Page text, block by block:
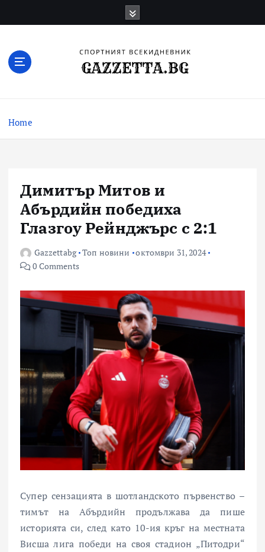
Home
Димитър Митов и
Абърдийн победиха
Глазгоу Рейнджърс с 2:1
Gazzettabg Топ новини
октомври 31, 2024
0 Comments
Супер сензацията в шотландското първенство –
тимът на Абърдийн продължава да пише
историята си, след като 10-ия кръг на местната
Висша лига победи на своя стадион „Питодри“